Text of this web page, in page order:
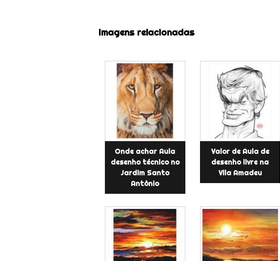
Imagens relacionadas
Onde achar Aula
desenho técnico no
Jardim Santo
Antônio
Valor de Aula de
desenho livre na
Vila Amadeu